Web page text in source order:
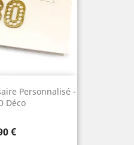
Personnalisé -
Déco
€